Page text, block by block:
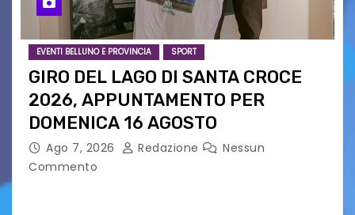
EVENTI BELLUNO E PROVINCIA SPORT
GIRO DEL LAGO DI SANTA CROCE
2026, APPUNTAMENTO PER
DOMENICA 16 AGOSTO
Ago 7, 2026 Redazione
Nessun
Commento